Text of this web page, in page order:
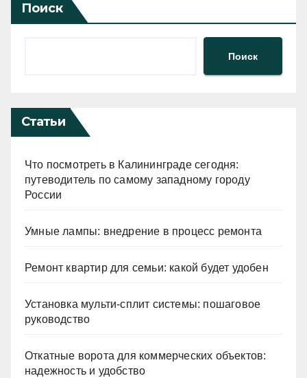
Поиск
Поиск
Статьи
Что посмотреть в Калининграде сегодня:
путеводитель по самому западному городу
России
Умные лампы: внедрение в процесс ремонта
Ремонт квартир для семьи: какой будет удобен
Установка мульти-сплит системы: пошаговое
руководство
Откатные ворота для коммерческих объектов:
надежность и удобство